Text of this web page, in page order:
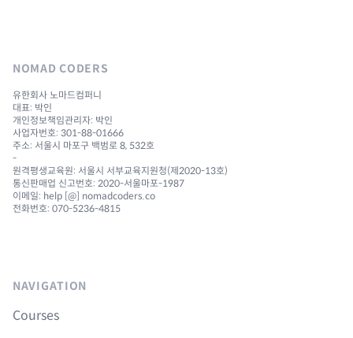
NOMAD CODERS
유한회사 노마드컴퍼니
대표: 박인
개인정보책임관리자: 박인
사업자번호: 301-88-01666
주소: 서울시 마포구 백범로 8, 532호
-
원격평생교육원: 서울시 서부교육지원청(제2020-13호)
통신판매업 신고번호: 2020-서울마포-1987
이메일: help [@] nomadcoders.co
전화번호: 070-5236-4815
NAVIGATION
Courses